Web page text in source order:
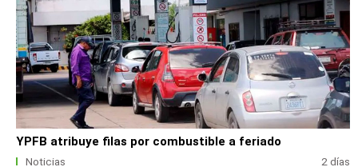
YPFB atribuye filas por combustible a feriado
Noticias 2 días